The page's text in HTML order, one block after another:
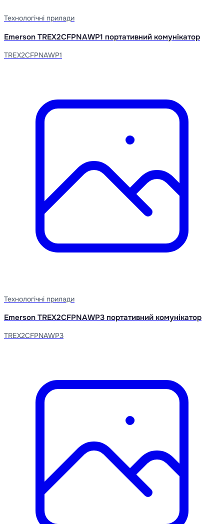
Технологічні прилади
Emerson TREX2CFPNAWP1 портативний комунікатор
TREX2CFPNAWP1
Технологічні прилади
Emerson TREX2CFPNAWP3 портативний комунікатор
TREX2CFPNAWP3